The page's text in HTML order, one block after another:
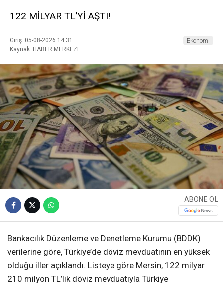
122 MİLYAR TL’Yİ AŞTI!
Giriş: 05-08-2026 14:31
Kaynak: HABER MERKEZI
Ekonomi
ABONE OL
Bankacılık Düzenleme ve Denetleme Kurumu (BDDK)
verilerine göre, Türkiye’de döviz mevduatının en yüksek
olduğu iller açıklandı. Listeye göre Mersin, 122 milyar
210 milyon TL’lik döviz mevduatıyla Türkiye